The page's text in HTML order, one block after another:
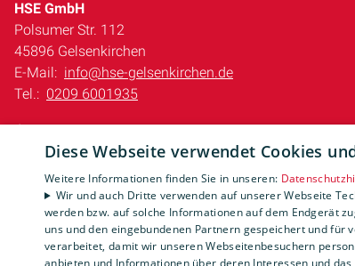
HSE GmbH
Polsumer Str. 112
45896 Gelsenkirchen
E-Mail: info@hse-gelsenkirchen.de
Tel.: 0209 6001935
Impressum
Barrierefreiheitserklärung
Datenschutzerklärung
AGB
Diese Webseite verwendet Cookies
Weitere Informationen finden Sie in unseren:
Wir und auch Dritte verwenden auf unserer Webseite
werden bzw. auf solche Informationen auf dem Endgerät
uns und den eingebundenen Partnern gespeichert und für
verarbeitet, damit wir unseren Webseitenbesuchern
anbieten und Informationen über deren Interessen und